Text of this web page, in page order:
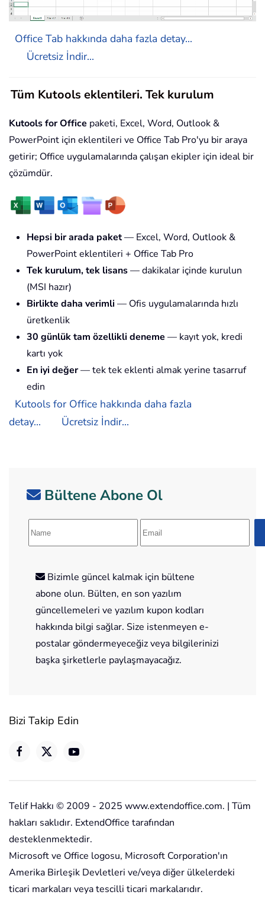
Office Tab hakkında daha fazla detay...
Ücretsiz İndir...
Tüm Kutools eklentileri. Tek kurulum
Kutools for Office paketi, Excel, Word, Outlook &
PowerPoint için eklentileri ve Office Tab Pro'yu bir araya
getirir; Office uygulamalarında çalışan ekipler için ideal bir
çözümdür.
Hepsi bir arada paket— Excel, Word, Outlook &
PowerPoint eklentileri + Office Tab Pro
Tek kurulum, tek lisans— dakikalar içinde kurulun
(MSI hazır)
Birlikte daha verimli — Ofis uygulamalarında hızlı
üretkenlik
30 günlük tam özellikli deneme — kayıt yok, kredi
kartı yok
En iyi değer— tek tek eklenti almak yerine tasarruf
edin
Kutools for Office hakkında daha fazla
detay...
Ücretsiz İndir...
Bültene Abone Ol
Bizimle güncel kalmak için bültene
abone olun. Bülten, en son yazılım
güncellemeleri ve yazılım kupon kodları
hakkında bilgi sağlar. Size istenmeyen e-
postalar göndermeyeceğiz veya bilgilerinizi
başka şirketlerle paylaşmayacağız.
Bizi Takip Edin
Telif Hakkı © 2009 - 2025 www.extendoffice.com. | Tüm
hakları saklıdır. ExtendOffice tarafından
desteklenmektedir.
Microsoft ve Office logosu, Microsoft Corporation'ın
Amerika Birleşik Devletleri ve/veya diğer ülkelerdeki
ticari markaları veya tescilli ticari markalarıdır.